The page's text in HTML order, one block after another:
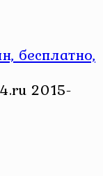
бесплатно,
2015-